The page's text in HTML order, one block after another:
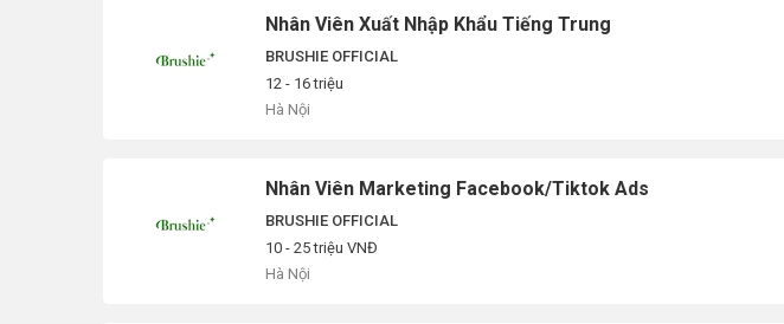
Nhân Viên Xuất Nhập Khẩu Tiếng Trung
BRUSHIE OFFICIAL
12 - 16 triệu
Hà Nội
Nhân Viên Marketing Facebook/Tiktok Ads
BRUSHIE OFFICIAL
10 - 25 triệu VNĐ
Hà Nội